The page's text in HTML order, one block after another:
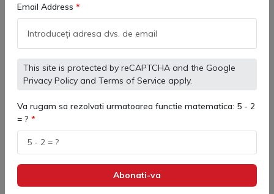
Email Address
This site is protected by reCAPTCHA and the Google
Privacy Policy and Terms of Service apply.
Va rugam sa rezolvati urmatoarea functie matematica: 5 - 2
= ?
Abonati-va
75206 Hanorac cu gluga
Lichidari
3891421 Geaca Iarna